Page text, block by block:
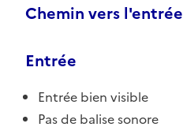
Chemin vers l'entrée
Entrée
Entrée bien visible
Pas de balise sonore